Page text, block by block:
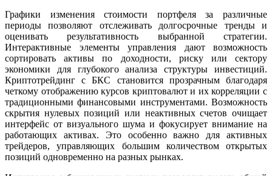
Графики изменения стоимости портфеля за различные
периоды позволяют отслеживать долгосрочные тренды и
оценивать результативность выбранной стратегии.
Интерактивные элементы управления дают возможность
сортировать активы по доходности, риску или сектору
экономики для глубокого анализа структуры инвестиций.
Криптотрейдинг с БКС становится прозрачным благодаря
четкому отображению курсов криптовалют и их корреляции с
традиционными финансовыми инструментами. Возможность
скрытия нулевых позиций или неактивных счетов очищает
интерфейс от визуального шума и фокусирует внимание на
работающих активах. Это особенно важно для активных
трейдеров, управляющих большим количеством открытых
позиций одновременно на разных рынках.